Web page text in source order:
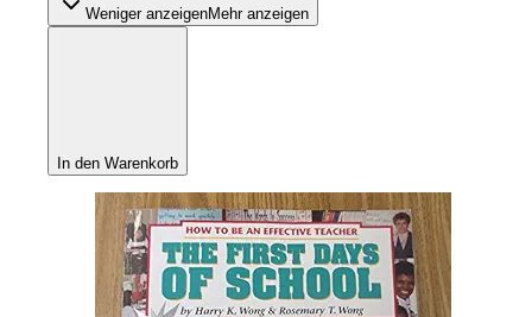
Weniger anzeigenMehr anzeigen
In den Warenkorb